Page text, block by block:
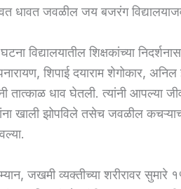
धावत जवळील जय बजरंग
घटना विद्यालयातील शिक्षकांच्या
शिपाई दयाराम शेगोकार,
तात्काळ धाव घेतली. त्यांनी आपल्या
खाली झोपविले तसेच जवळील
जखमी व्यक्तीच्या शरीरावर